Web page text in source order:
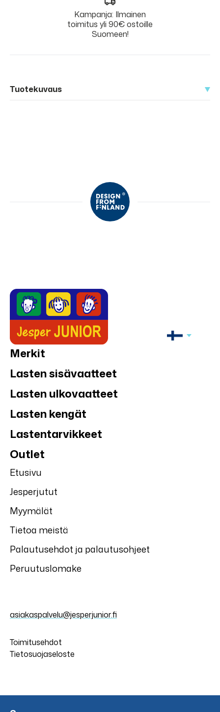
Kampanja: Ilmainen
toimitus yli 90€ ostoille
Suomeen!
Tuotekuvaus
Merkit
Lasten sisävaatteet
Lasten ulkovaatteet
Lasten kengät
Lastentarvikkeet
Outlet
Etusivu
Jesperjutut
Myymälät
Tietoa meistä
Palautusehdot ja palautusohjeet
Peruutuslomake
asiakaspalvelu@jesperjunior.fi
Toimitusehdot
Tietosuojaseloste